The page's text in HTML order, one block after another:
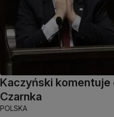
Kaczyński komentuje
Czarnka
POLSKA